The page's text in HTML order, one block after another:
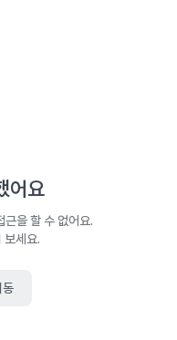
어요
근을 할 수 없어요.
보세요.
동